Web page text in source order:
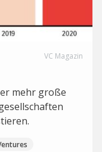
VC Magazin
mehr große